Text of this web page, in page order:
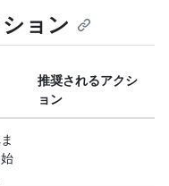
ョン
推奨されるアクシ
ョン